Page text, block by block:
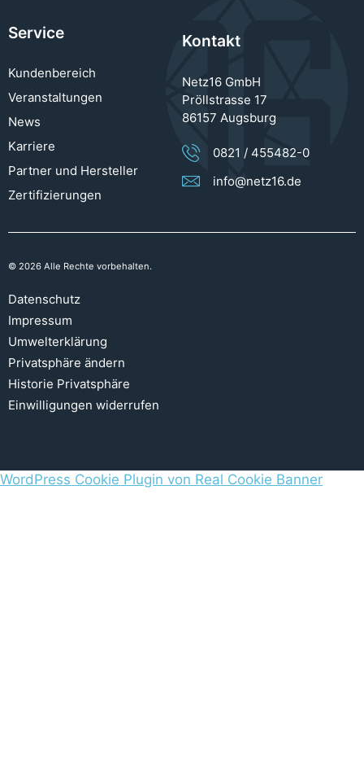
Service
Kundenbereich
Veranstaltungen
News
Karriere
Partner und Hersteller
Zertifizierungen
Kontakt
Netz16 GmbH
Pröllstrasse 17
86157 Augsburg
0821 / 455482-0
info@netz16.de
© 2026 Alle Rechte vorbehalten.
Datenschutz
Impressum
Umwelterklärung
Privatsphäre ändern
Historie Privatsphäre
Einwilligungen widerrufen
WordPress Cookie Plugin von Real Cookie Banner